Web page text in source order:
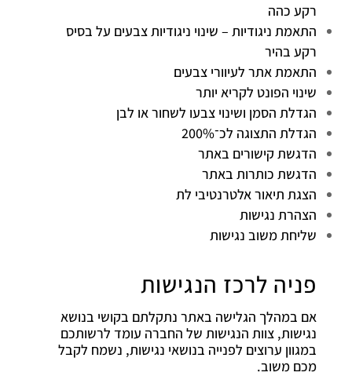
רקע כהה
התאמת ניגודיות – שינוי ניגודיות צבעים על בסיס
רקע בהיר
התאמת אתר לעיוורי צבעים
שינוי הפונט לקריא יותר
הגדלת הסמן ושינוי צבעו לשחור או לבן
הגדלת התצוגה לכ־200%
הדגשת קישורים באתר
הדגשת כותרות באתר
הצגת תיאור אלטרנטיבי לת
הצהרת נגישות
שליחת משוב נגישות
פניה לרכז הנגישות
אם במהלך הגלישה באתר נתקלתם בקושי בנושא
נגישות, צוות הנגישות של החברה עומד לרשותכם
במגוון ערוצים לפנייה בנושאי נגישות, נשמח לקבל
מכם משוב.